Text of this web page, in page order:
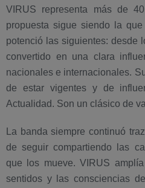
VIRUS representa más de
propuesta sigue siendo la
potenció las siguientes: desde
convertido en una clara
nacionales e internacionales.
de estar vigentes y de
Actualidad. Son un clásico de
La banda siempre continuó
de seguir compartiendo las
que los mueve. VIRUS
sentidos y las consciencias